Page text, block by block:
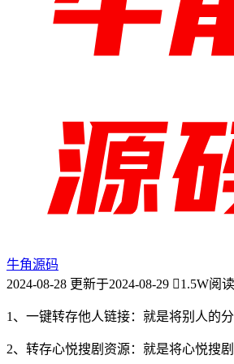
牛角源码
2024-08-28 更新于2024-08-29 1.5W阅读
1、一键转存他人链接：就是将别人的
2、转存心悦搜剧资源：就是将心悦搜